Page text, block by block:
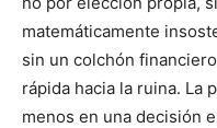
matemáticamente
sin un colchón
rápida hacia la ruina. La
menos en una decisión